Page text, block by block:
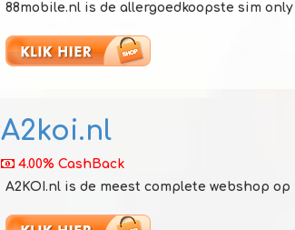
88mobile.nl is de allergoedkoopste sim
A2koi.nl
4.00% CashBack
A2KOI.nl is de meest complete webshop